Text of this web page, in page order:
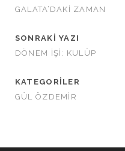
GALATA’DAKİ ZAMAN
SONRAKI YAZI
DÖNEM İŞİ: KULÜP
KATEGORILER
GÜL ÖZDEMİR